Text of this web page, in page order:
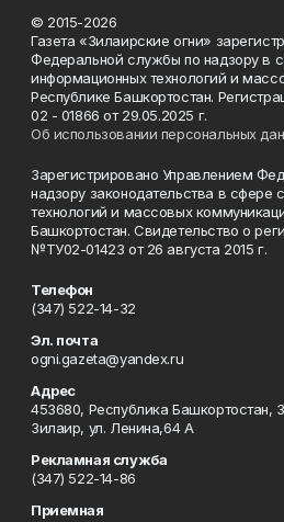
© 2015-2026
Газета «Зилаирские огни»
Федеральной службы по надзору в
информационных технологий и
Республике Башкортостан.
02 - 01866 от 29.05.2025 г.
Об использовании персональных
Зарегистрировано Управлением
надзору законодательства в сфере
технологий и массовых
Башкортостан. Свидетельство о
№ТУ02-01423 от 26 августа 2015 г.
Телефон
(347) 522-14-32
Эл. почта
ogni.gazeta@yandex.ru
Адрес
453680, Республика Башкортостан,
Зилаир, ул. Ленина,64 А
Рекламная служба
(347) 522-14-86
Приемная